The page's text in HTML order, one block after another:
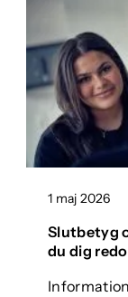
1 maj 2026
Slutbetyg
du dig redo